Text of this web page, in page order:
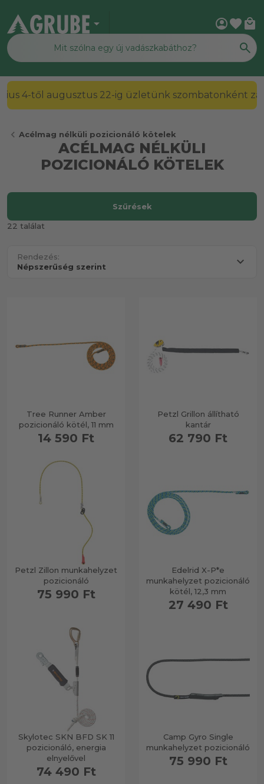
arrow_drop_down account_circlefavorite local_mall
2026. július 4-től augusztus 22-ig üzletünk
chevron_left Acélmag nélküli pozicionáló kötelek
ACÉLMAG NÉLKÜLI
POZICIONÁLÓ KÖTELEK
22 találat
Rendezés:
Tree Runner Amber
pozicionáló kötél, 11 mm
14 590 Ft
Petzl Grillon állítható
kantár
62 790 Ft
Petzl Zillon munkahelyzet
pozicionáló
75 990 Ft
Edelrid X-P*e
munkahelyzet pozicionáló
kötél, 12,3 mm
27 490 Ft
Skylotec SKN BFD SK 11
pozicionáló, energia
elnyelővel
74 490 Ft
Camp Gyro Single
munkahelyzet pozicionáló
75 990 Ft
Szűrések